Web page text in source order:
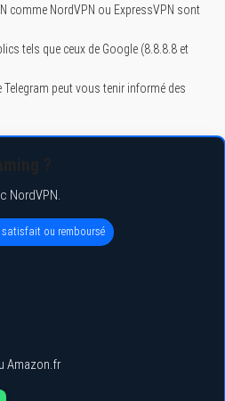
comme NordVPN ou ExpressVPN sont
tels que ceux de Google (8.8.8.8 et
peut vous tenir informé des
NordVPN.
satisfait ou remboursé
Amazon.fr